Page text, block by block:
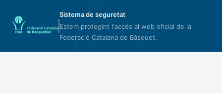
Sistema de seguretat
Estem protegint l'accés al web oficial de la
Federació Catalana de Bàsquet.